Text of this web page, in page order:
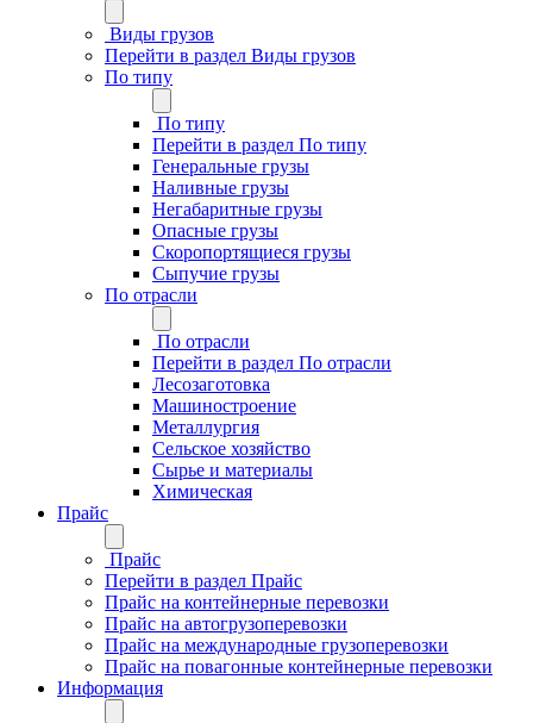
Виды грузов
Перейти в раздел Виды грузов
По типу
По типу
Перейти в раздел По типу
Генеральные грузы
Наливные грузы
Негабаритные грузы
Опасные грузы
Скоропортящиеся грузы
Сыпучие грузы
По отрасли
По отрасли
Перейти в раздел По отрасли
Лесозаготовка
Машиностроение
Металлургия
Сельское хозяйство
Сырье и материалы
Химическая
Прайс
Прайс
Перейти в раздел Прайс
Прайс на контейнерные перевозки
Прайс на автогрузоперевозки
Прайс на международные грузоперевозки
Прайс на повагонные контейнерные перевозки
Информация